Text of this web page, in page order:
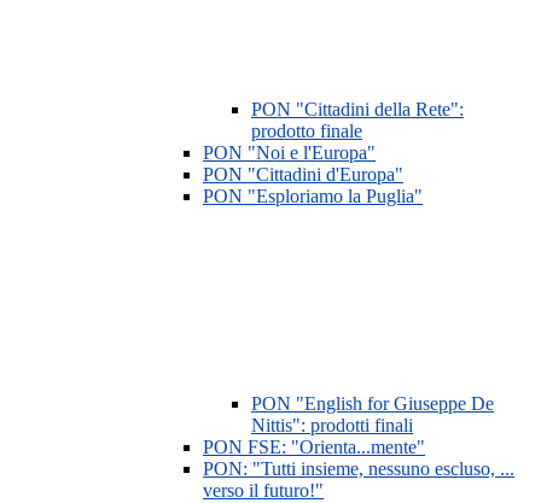
PON "Cittadini della Rete":
prodotto finale
PON "Noi e l'Europa"
PON "Cittadini d'Europa"
PON "Esploriamo la Puglia"
PON "English for Giuseppe De
Nittis": prodotti finali
PON FSE: "Orienta...mente"
PON: "Tutti insieme, nessuno escluso, ...
verso il futuro!"